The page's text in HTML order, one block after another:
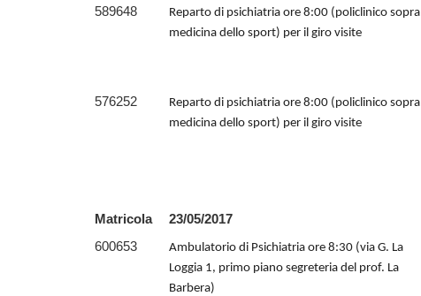
589648
Reparto di psichiatria ore 8:00 (policlinico sopra
medicina dello sport) per il giro visite
576252
Reparto di psichiatria ore 8:00 (policlinico sopra
medicina dello sport) per il giro visite
Matricola 23/05/2017
600653
Ambulatorio di Psichiatria ore 8:30 (via G. La
Loggia 1, primo piano segreteria del prof. La
Barbera)